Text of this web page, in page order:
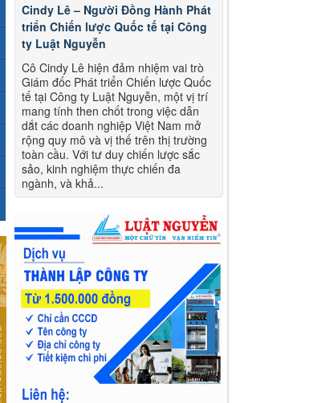
Cindy Lê – Người Đồng Hành Phát
triển Chiến lược Quốc tế tại Công
ty Luật Nguyễn
Cô Cindy Lê hiện đảm nhiệm vai trò
Giám đốc Phát triển Chiến lược Quốc
tế tại Công ty Luật Nguyễn, một vị trí
mang tính then chốt trong việc dẫn
dắt các doanh nghiệp Việt Nam mở
rộng quy mô và vị thế trên thị trường
toàn cầu. Với tư duy chiến lược sắc
sảo, kinh nghiệm thực chiến đa
ngành, và khả...